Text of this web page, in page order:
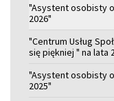
"Asystent osobisty
2026"
"Centrum Usług
się piękniej " na lata
"Asystent osobisty
2025"